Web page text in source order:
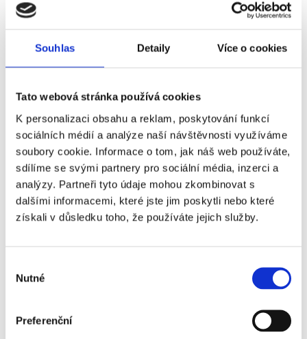
Souhlas Detaily Více o cookies
Tato webová stránka používá cookies
K personalizaci obsahu a reklam, poskytování funkcí
sociálních médií a analýze naší návštěvnosti využíváme
soubory cookie. Informace o tom, jak náš web používáte,
sdílíme se svými partnery pro sociální média, inzerci a
analýzy. Partneři tyto údaje mohou zkombinovat s
dalšími informacemi, které jste jim poskytli nebo které
získali v důsledku toho, že používáte jejich služby.
souhlasu
Nutné
Preferenční
Máte rádi Premier League a chtěli byste zažít atmosféru fotbalu v
na: https://www.czechsporttravel.cz/zajezdy-na-premier-
Hodnocení článku
4
Čtěte také:
Rozlosování Champions League a Evropské ligyPřípravná utkání
českých klubůNový formát Champions League!Anglická Premier